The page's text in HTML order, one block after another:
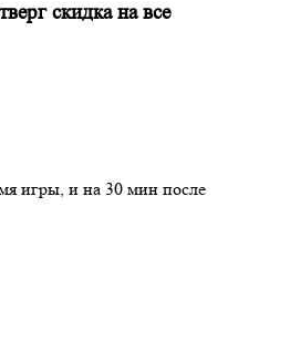
скидка на все
игры, и на 30 мин после